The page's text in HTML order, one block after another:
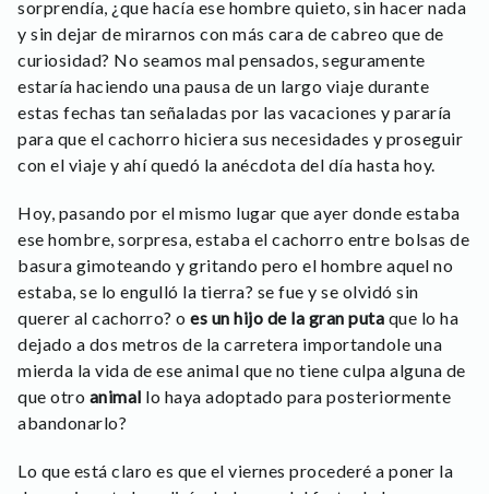
sorprendía, ¿que hacía ese hombre quieto, sin hacer nada
y sin dejar de mirarnos con más cara de cabreo que de
curiosidad? No seamos mal pensados, seguramente
estaría haciendo una pausa de un largo viaje durante
estas fechas tan señaladas por las vacaciones y pararía
para que el cachorro hiciera sus necesidades y proseguir
con el viaje y ahí quedó la anécdota del día hasta hoy.
Hoy, pasando por el mismo lugar que ayer donde estaba
ese hombre, sorpresa, estaba el cachorro entre bolsas de
basura gimoteando y gritando pero el hombre aquel no
estaba, se lo engulló la tierra? se fue y se olvidó sin
querer al cachorro? o es un hijo de la gran puta que lo ha
dejado a dos metros de la carretera importandole una
mierda la vida de ese animal que no tiene culpa alguna de
que otro animal lo haya adoptado para posteriormente
abandonarlo?
Lo que está claro es que el viernes procederé a poner la